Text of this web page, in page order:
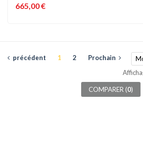
665,00 €
précédent 1 2 Prochain
COMPARER (0)